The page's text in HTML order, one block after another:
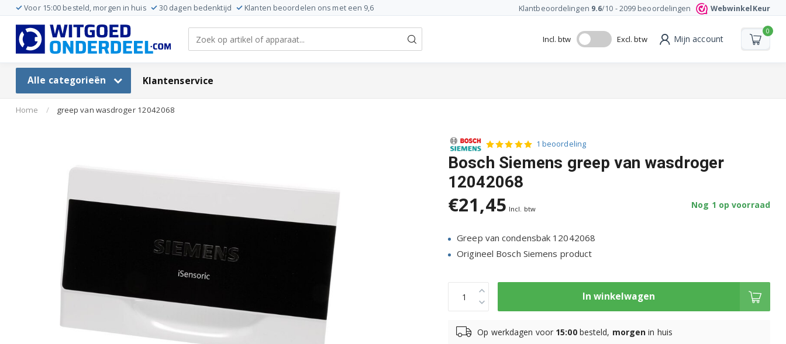
Voor 15:00 besteld, morgen in huis 30 dagen bedenktijd Klanten beoordelen ons met een 9,6 Klantbeoordelingen 9.6/10 -2099 beoordelingen WebwinkelKeur
Incl. btw Excl. btw Mijn account
0
Alle categorieën Klantenservice
Home / greep van wasdroger 12042068
1 beoordeling
Bosch Siemens greep van wasdroger
12042068
€21,45 Incl. btw Nog 1 op voorraad
Greep van condensbak 12042068
Origineel Bosch Siemens product
In winkelwagen
Op werkdagen voor 15:00besteld, morgen in huis